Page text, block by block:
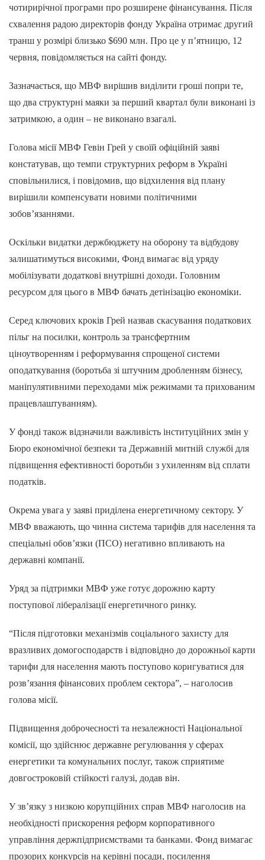
чотирирічної програми про розширене фінансування. Після
схвалення радою директорів фонду Україна отримає другий
транш у розмірі близько $690 млн. Про це у п’ятницю, 12
червня, повідомляється на сайті фонду.
Зазначається, що МВФ вирішив виділити гроші попри те,
що два структурні маяки за перший квартал були виконані із
затримкою, а один – не виконано взагалі.
Голова місії МВФ Гевін Грей у своїй офіційній заяві
констатував, що темпи структурних реформ в Україні
сповільнилися, і повідомив, що відхилення від плану
вирішили компенсувати новими політичними
зобов’язаннями.
Оскільки видатки держбюджету на оборону та відбудову
залишатимуться високими, Фонд вимагає від уряду
мобілізувати додаткові внутрішні доходи. Головним
ресурсом для цього в МВФ бачать детінізацію економіки.
Серед ключових кроків Грей назвав скасування податкових
пільг на посилки, контроль за трансфертним
ціноутворенням і реформування спрощеної системи
оподаткування (боротьба зі штучним дробленням бізнесу,
маніпулятивними переходами між режимами та прихованим
працевлаштуванням).
У фонді також відзначили важливість інституційних змін у
Бюро економічної безпеки та Державній митній службі для
підвищення ефективності боротьби з ухиленням від сплати
податків.
Окрема увага у заяві приділена енергетичному сектору. У
МВФ вважають, що чинна система тарифів для населення та
спеціальні обов’язки (ПСО) негативно впливають на
державні компанії.
Уряд за підтримки МВФ уже готує дорожню карту
поступової лібералізації енергетичного ринку.
“Після підготовки механізмів соціального захисту для
вразливих домогосподарств і відповідно до дорожньої карти
тарифи для населення мають поступово коригуватися для
розв’язання фінансових проблем сектора”, – наголосив
голова місії.
Підвищення доброчесності та незалежності Національної
комісії, що здійснює державне регулювання у сферах
енергетики та комунальних послуг, також сприятиме
довгостроковій стійкості галузі, додав він.
У зв’язку з низкою корупційних справ МВФ наголосив на
необхідності прискорення реформ корпоративного
управління держпідприємствами та банками. Фонд вимагає
прозорих конкурсів на керівні посади, посилення